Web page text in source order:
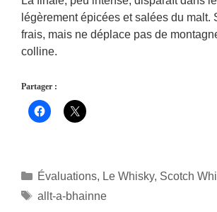
légèrement épicées et salées du malt.
frais, mais ne déplace pas de
colline.
Partager :
Catégories
Évaluations, Le Whisky, Scotch
Étiquettes
allt-a-bhainne